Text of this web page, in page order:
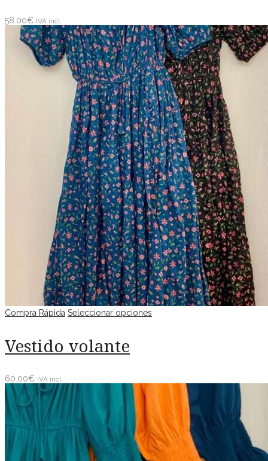
58.00€ IVA incl.
Compra Rápida Seleccionar opciones
Vestido volante
60.00€ IVA incl.